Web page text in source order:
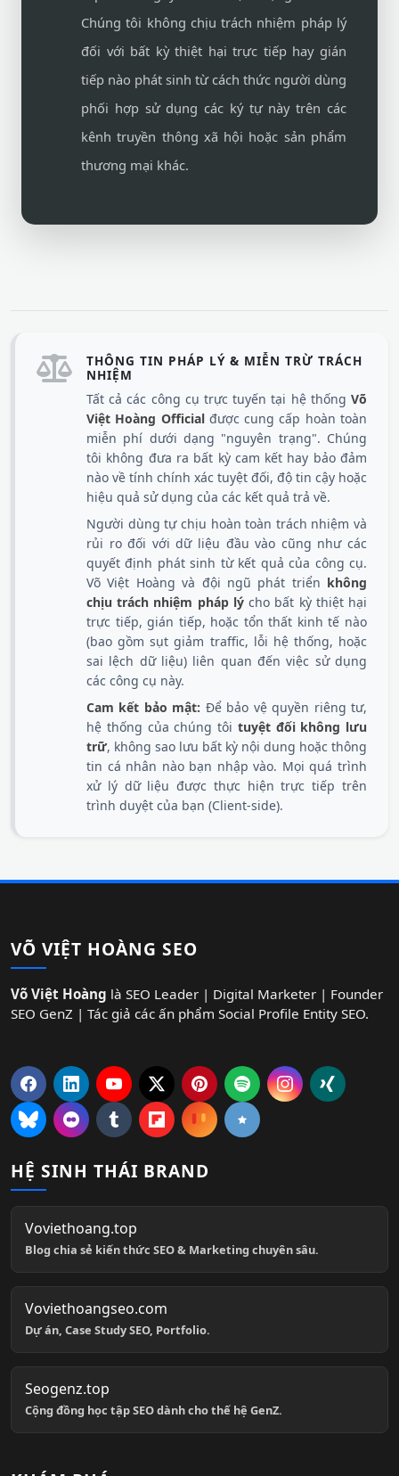
Chúng tôi không chịu trách nhiệm pháp lý
đối với bất kỳ thiệt hại trực tiếp hay gián
tiếp nào phát sinh từ cách thức người dùng
phối hợp sử dụng các ký tự này trên các
kênh truyền thông xã hội hoặc sản phẩm
thương mại khác.
THÔNG TIN PHÁP LÝ & MIỄN TRỪ TRÁCH
NHIỆM
Tất cả các công cụ trực tuyến tại hệ thống Võ
Việt Hoàng Officialđược cung cấp hoàn toàn
miễn phí dưới dạng "nguyên trạng". Chúng
tôi không đưa ra bất kỳ cam kết hay bảo đảm
nào về tính chính xác tuyệt đối, độ tin cậy hoặc
hiệu quả sử dụng của các kết quả trả về.
Người dùng tự chịu hoàn toàn trách nhiệm và
rủi ro đối với dữ liệu đầu vào cũng như các
quyết định phát sinh từ kết quả của công cụ.
Võ Việt Hoàng và đội ngũ phát triển không
chịu trách nhiệm pháp lýcho bất kỳ thiệt hại
trực tiếp, gián tiếp, hoặc tổn thất kinh tế nào
(bao gồm sụt giảm traffic, lỗi hệ thống, hoặc
sai lệch dữ liệu) liên quan đến việc sử dụng
các công cụ này.
Cam kết bảo mật: Để bảo vệ quyền riêng tư,
hệ thống của chúng tôi tuyệt đối không lưu
trữ, không sao lưu bất kỳ nội dung hoặc thông
tin cá nhân nào bạn nhập vào. Mọi quá trình
xử lý dữ liệu được thực hiện trực tiếp trên
trình duyệt của bạn (Client-side).
VÕ VIỆT HOÀNG SEO
Võ Việt Hoàng là SEO Leader | Digital Marketer | Founder
SEO GenZ | Tác giả các ấn phẩm Social Profile Entity SEO.
HỆ SINH THÁI BRAND
Voviethoang.top
Blog chia sẻ kiến thức SEO & Marketing chuyên sâu.
Voviethoangseo.com
Dự án, Case Study SEO, Portfolio.
Seogenz.top
Cộng đồng học tập SEO dành cho thế hệ GenZ.